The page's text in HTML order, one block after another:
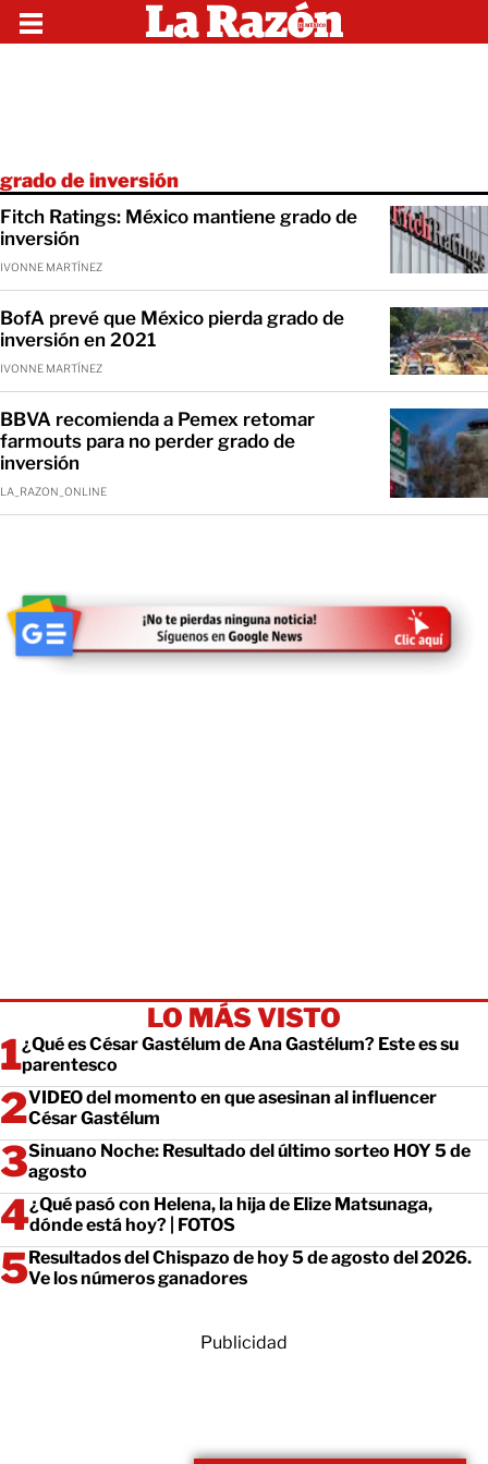
grado de inversión
Fitch Ratings: México mantiene grado de
inversión
IVONNE MARTÍNEZ
BofA prevé que México pierda grado de
inversión en 2021
IVONNE MARTÍNEZ
BBVA recomienda a Pemex retomar
farmouts para no perder grado de
inversión
LA_RAZON_ONLINE
LO MÁS VISTO
¿Qué es César Gastélum de Ana Gastélum? Este es su
parentesco
VIDEO del momento en que asesinan al influencer
César Gastélum
Sinuano Noche: Resultado del último sorteo HOY 5 de
agosto
¿Qué pasó con Helena, la hija de Elize Matsunaga,
dónde está hoy? | FOTOS
Resultados del Chispazo de hoy 5 de agosto del 2026.
Ve los números ganadores
Publicidad